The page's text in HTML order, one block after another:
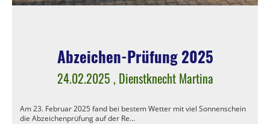
Abzeichen-Prüfung 2025
24.02.2025 , Dienstknecht Martina
Am 23. Februar 2025 fand bei bestem Wetter mit viel Sonnenschein
die Abzeichenprüfung auf der Re...